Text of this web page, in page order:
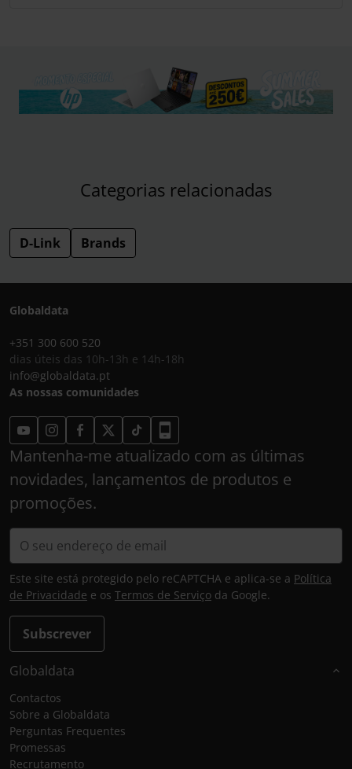
Categorias relacionadas
D-Link Brands
Globaldata
+351 300 600 520
dias úteis das 10h-13h e 14h-18h
info@globaldata.pt
As nossas comunidades
Mantenha-me atualizado com as últimas
novidades, lançamentos de produtos e
promoções.
Subscrever
Este site está protegido pelo reCAPTCHA e aplica-se a Política
de Privacidade e os Termos de Serviço da Google.
Globaldata
Contactos
Sobre a Globaldata
Perguntas Frequentes
Promessas
Recrutamento